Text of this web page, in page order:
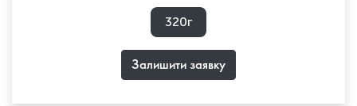
320г
Залишити заявку